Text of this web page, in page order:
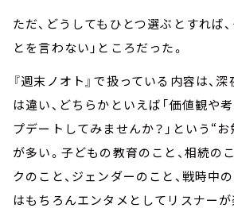
ただ、どうしてもひとつ選ぶとすれば
とを言わない」ところだった。
『週末ノオト』で扱っている内容は、
は違い、どちらかといえば「価値観や
プデートしてみませんか？」という“
が多い。子どもの教育のこと、相続の
クのこと、ジェンダーのこと、戦時中
はもちろんエンタメとしてリスナーが